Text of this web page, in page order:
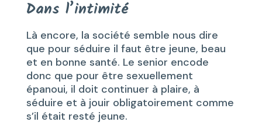
Dans l’intimité
Là encore, la société semble nous dire
que pour séduire il faut être jeune, beau
et en bonne santé. Le senior encode
donc que pour être sexuellement
épanoui, il doit continuer à plaire, à
séduire et à jouir obligatoirement comme
s’il était resté jeune.